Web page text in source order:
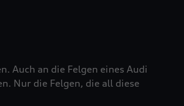
Auch an die Felgen eines Audi
Nur die Felgen, die all diese